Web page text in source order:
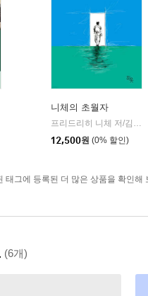
| 현대지성
니체의 초월자
12,500원 (0% 할인)
태그에 등록된 더 많은 상품을 확인해
(6개)